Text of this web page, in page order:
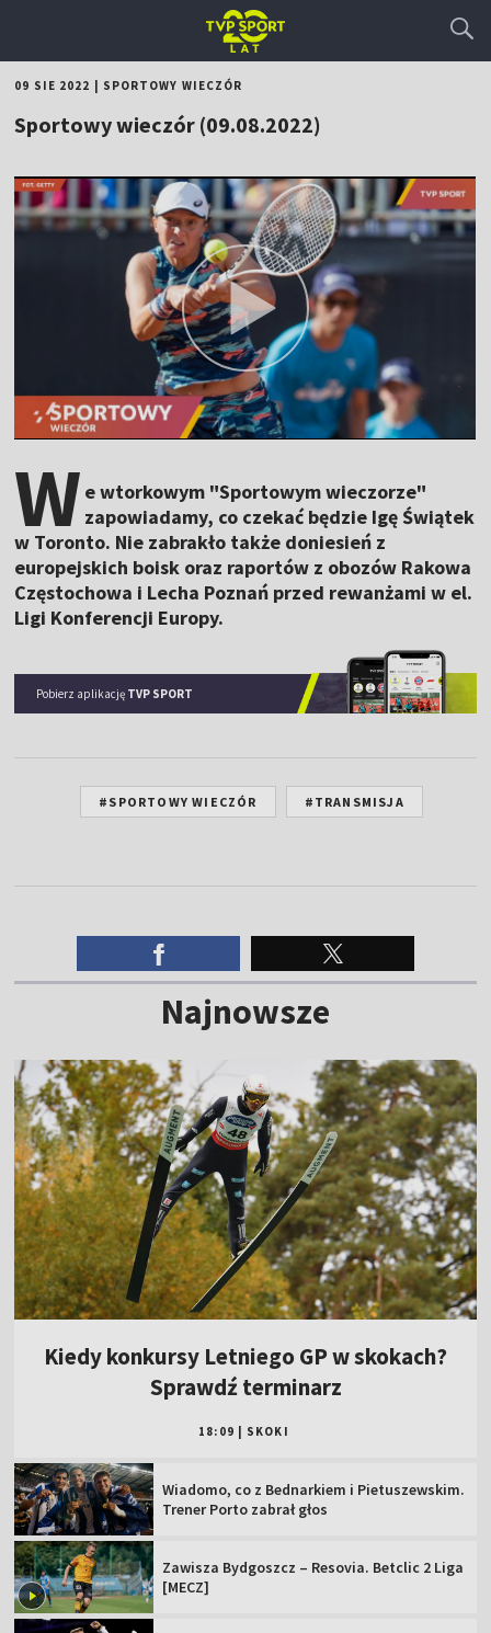
09 SIE 2022 SPORTOWY WIECZÓR
Sportowy wieczór (09.08.2022)
W e wtorkowym "Sportowym wieczorze"
zapowiadamy, co czekać będzie Igę Świątek
w Toronto. Nie zabrakło także doniesień z
europejskich boisk oraz raportów z obozów Rakowa
Częstochowa i Lecha Poznań przed rewanżami w el.
Ligi Konferencji Europy.
Pobierz aplikację TVP SPORT
#SPORTOWY WIECZÓR #TRANSMISJA
Najnowsze
Kiedy konkursy Letniego GP w skokach?
Sprawdź terminarz
18:09 SKOKI
Wiadomo, co z Bednarkiem i Pietuszewskim.
Trener Porto zabrał głos
Zawisza Bydgoszcz – Resovia. Betclic 2 Liga
[MECZ]